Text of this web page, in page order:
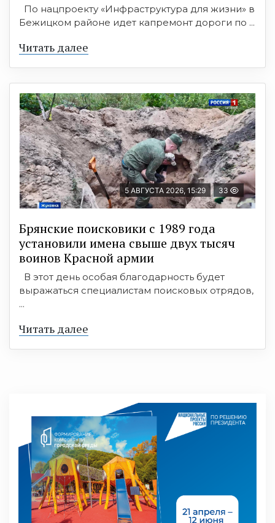
По нацпроекту «Инфраструктура для жизни» в
Бежицком районе идет капремонт дороги по ...
Читать далее
5 АВГУСТА 2026, 15:29 33
Брянские поисковики с 1989 года
установили имена свыше двух тысяч
воинов Красной армии
В этот день особая благодарность будет
выражаться специалистам поисковых отрядов,
...
Читать далее